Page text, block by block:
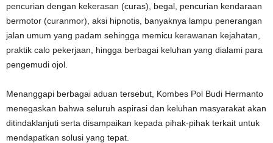
pencurian dengan kekerasan (curas), begal, pencurian kendaraan
bermotor (curanmor), aksi hipnotis, banyaknya lampu penerangan
jalan umum yang padam sehingga memicu kerawanan kejahatan,
praktik calo pekerjaan, hingga berbagai keluhan yang dialami para
pengemudi ojol.
Menanggapi berbagai aduan tersebut, Kombes Pol Budi Hermanto
menegaskan bahwa seluruh aspirasi dan keluhan masyarakat akan
ditindaklanjuti serta disampaikan kepada pihak-pihak terkait untuk
mendapatkan solusi yang tepat.